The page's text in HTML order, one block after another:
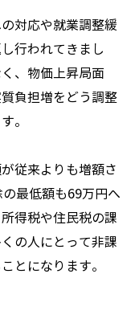
対応や就業調整緩
行われてきまし
、物価上昇局面
負担増をどう調整
。
従来よりも増額さ
最低額も69万円へ
得税や住民税の課
の人にとって非課
とになります。